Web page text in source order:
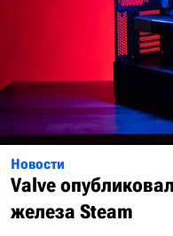
Новости
Valve
железа Steam